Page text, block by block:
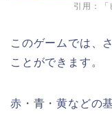
引用：「
このゲームでは、
ことができます。
赤・青・黄などの